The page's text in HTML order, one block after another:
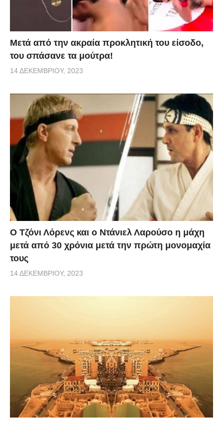
Μετά από την ακραία προκλητική του είσοδο,
του σπάσανε τα μούτρα!
14 ΔΕΚΕΜΒΡΊΟΥ, 2023
Ο Τζόνι Λόρενς και ο Ντάνιελ Λαρούσο η μάχη
μετά από 30 χρόνια μετά την πρώτη μονομαχία
τους
14 ΔΕΚΕΜΒΡΊΟΥ, 2023